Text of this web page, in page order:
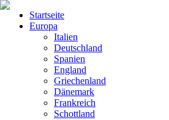
Startseite
Europa
Italien
Deutschland
Spanien
England
Griechenland
Dänemark
Frankreich
Schottland